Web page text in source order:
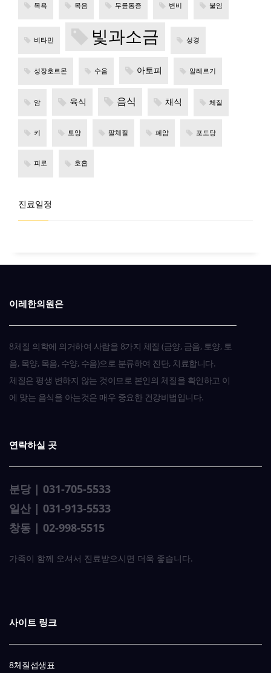
목욕 목음 무릎통증 변비 불임
비타민 빛과소금 성경
성장호르몬 수음 아토피 알레르기
암 육식 음식 채식 체질
키 토양 팔체질 폐암 포도당
피로 호흡
진료일정
이레한의원은
8체질 의학에 의거하여 사람을 8가지 체질 (금양, 금음, 토양, 토
음, 목양, 목음, 수양, 수음)으로 분류하여 진단, 치료합니다.
체질은 평생 변하지 않는 것이므로 본인의 체질을 확인하고 이
에 맞는 음식을 아는것은 매우 중요한 건강비법입니다.
연락하실 곳
분당 | 031-705-5533
일산 | 031-913-5533
창동 | 02-998-5515
가족이 함께 오셔서 진료받으시면 더욱 좋습니다.
사이트 링크
8체질섭생표